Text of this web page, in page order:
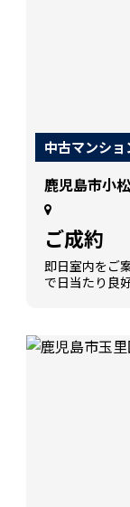
中古マンショ
鹿児島市小
ご成約
即日室内をご
で日当たり良